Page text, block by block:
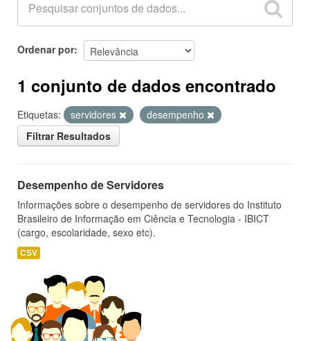
Ordenar por
1 conjunto de dados encontrado
Etiquetas: servidores
desempenho
Filtrar Resultados
Desempenho de Servidores
Informações sobre o desempenho de servidores do Instituto
Brasileiro de Informação em Ciência e Tecnologia - IBICT
(cargo, escolaridade, sexo etc).
CSV